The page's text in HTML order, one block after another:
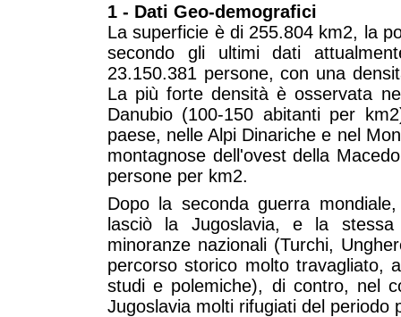
1 - Dati Geo-demografici
La superficie è di 255.804 km2, la
secondo gli ultimi dati
23.150.381 persone, con una
La più forte densità è osservata
Danubio (100-150 abitanti per km
paese, nelle Alpi Dinariche e nel
montagnose dell'ovest della
persone per km2.
Dopo la seconda guerra
lasciò la Jugoslavia, e la
minoranze nazionali (Turchi,
percorso storico molto travagliato,
studi e polemiche), di contro, nel
Jugoslavia molti rifugiati del periodo